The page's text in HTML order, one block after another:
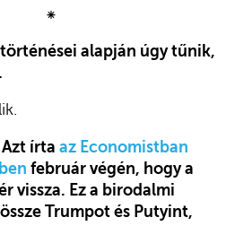
⁕
alapján úgy tűnik,
írta az Economistban
február végén, hogy a
vissza. Ez a birodalmi
Trumpot és Putyint,